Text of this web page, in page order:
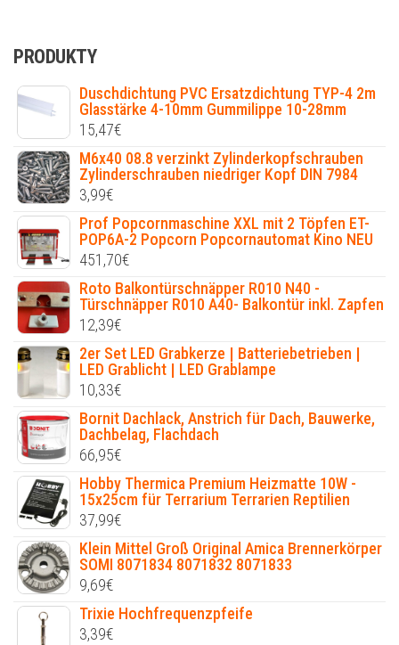
PRODUKTY
Duschdichtung PVC Ersatzdichtung TYP-4 2m
Glasstärke 4-10mm Gummilippe 10-28mm
15,47€
M6x40 08.8 verzinkt Zylinderkopfschrauben
Zylinderschrauben niedriger Kopf DIN 7984
3,99€
Prof Popcornmaschine XXL mit 2 Töpfen ET-
POP6A-2 Popcorn Popcornautomat Kino NEU
451,70€
Roto Balkontürschnäpper R010 N40 -
Türschnäpper R010 A40- Balkontür inkl. Zapfen
12,39€
2er Set LED Grabkerze | Batteriebetrieben |
LED Grablicht | LED Grablampe
10,33€
Bornit Dachlack, Anstrich für Dach, Bauwerke,
Dachbelag, Flachdach
66,95€
Hobby Thermica Premium Heizmatte 10W -
15x25cm für Terrarium Terrarien Reptilien
37,99€
Klein Mittel Groß Original Amica Brennerkörper
SOMI 8071834 8071832 8071833
9,69€
Trixie Hochfrequenzpfeife
3,39€